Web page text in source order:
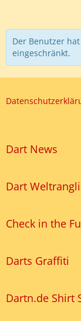
Der Benutzer
eingeschränkt.
Dart News
Dart
Check in the
Darts Graffiti
Dartn.de Shirt